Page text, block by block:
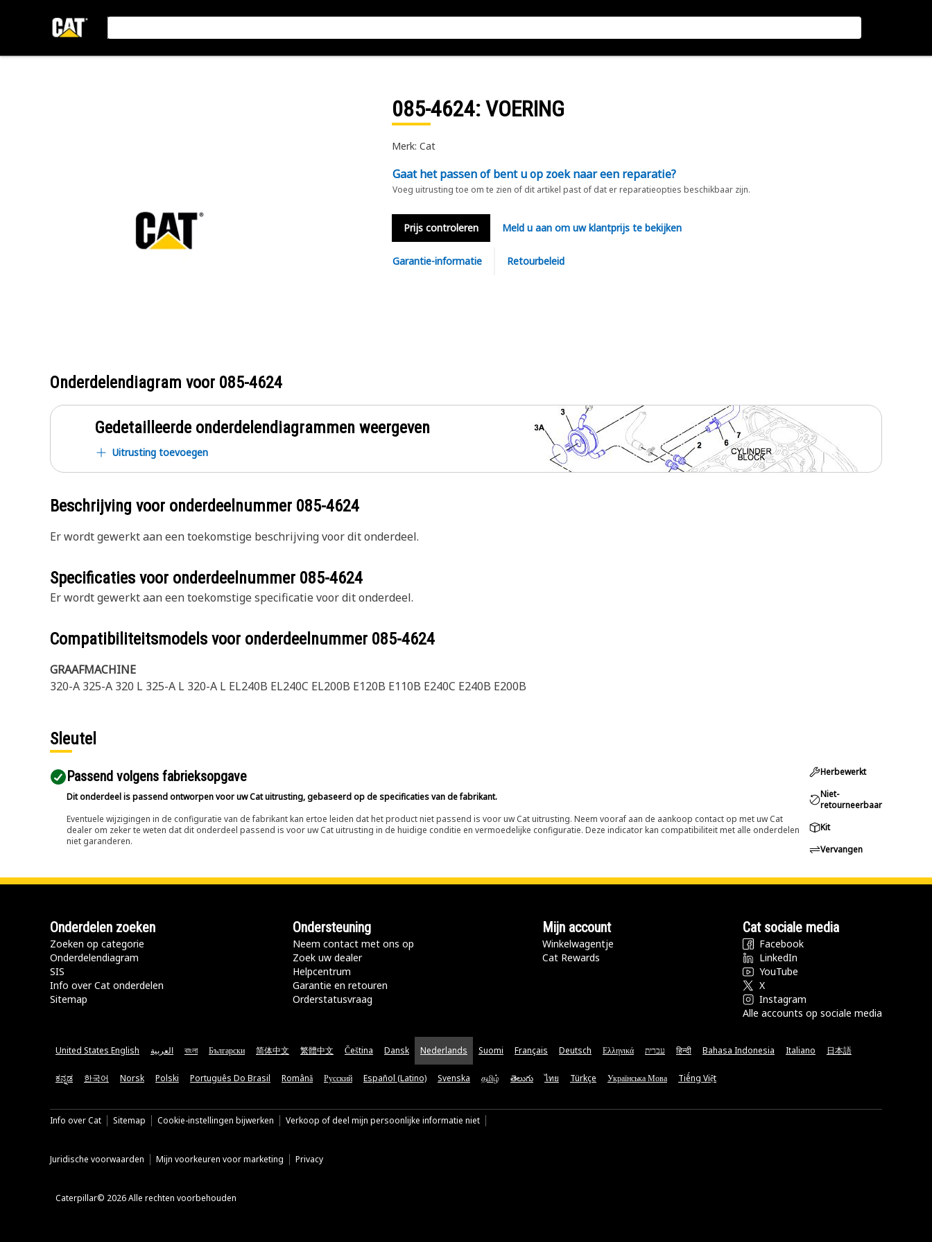
085-4624: VOERING
Merk: Cat
Gaat het passen of bent u op zoek naar een reparatie?
Voeg uitrusting toe om te zien of dit artikel past of dat er reparatieopties beschikbaar zijn.
Prijs controleren Meld u aan om uw klantprijs te bekijken
Garantie-informatie Retourbeleid
Onderdelendiagram voor 085-4624
Gedetailleerde onderdelendiagrammen weergeven
Uitrusting toevoegen
Beschrijving voor onderdeelnummer 085-4624
Er wordt gewerkt aan een toekomstige beschrijving voor dit onderdeel.
Specificaties voor onderdeelnummer 085-4624
Er wordt gewerkt aan een toekomstige specificatie voor dit onderdeel.
Compatibiliteitsmodels voor onderdeelnummer 085-4624
GRAAFMACHINE
320-A 325-A 320 L 325-A L 320-A L EL240B EL240C EL200B E120B E110B E240C E240B E200B
Sleutel
Passend volgens fabrieksopgave
Dit onderdeel is passend ontworpen voor uw Cat uitrusting, gebaseerd op de specificaties van de fabrikant.
Eventuele wijzigingen in de configuratie van de fabrikant kan ertoe leiden dat het product niet passend is voor uw Cat uitrusting. Neem vooraf aan de aankoop contact op met uw Cat
dealer om zeker te weten dat dit onderdeel passend is voor uw Cat uitrusting in de huidige conditie en vermoedelijke configuratie. Deze indicator kan compatibiliteit met alle onderdelen
niet garanderen.
Herbewerkt
Niet-
retourneerbaar
Kit
Vervangen
Onderdelen zoeken
Zoeken op categorie
Onderdelendiagram
SIS
Info over Cat onderdelen
Sitemap
Ondersteuning
Neem contact met ons op
Zoek uw dealer
Helpcentrum
Garantie en retouren
Orderstatusvraag
Mijn account
Winkelwagentje
Cat Rewards
Cat sociale media
Facebook
LinkedIn
YouTube
X
Instagram
Alle accounts op sociale media
United States English العربية বাংলা Български 简体中文 繁體中文 Čeština Dansk Nederlands Suomi Français Deutsch Ελληνικά עברית हिन्दी Bahasa Indonesia Italiano 日本語
ಕನ್ನಡ 한국어 Norsk Polski Português Do Brasil Română Русский Español (Latino) Svenska தமிழ் తెలుగు ไทย Türkçe Українська Мова Tiếng Việt
Info over Cat Sitemap Cookie-instellingen bijwerken Verkoop of deel mijn persoonlijke informatie niet
Juridische voorwaarden Mijn voorkeuren voor marketing Privacy
Caterpillar© 2026 Alle rechten voorbehouden